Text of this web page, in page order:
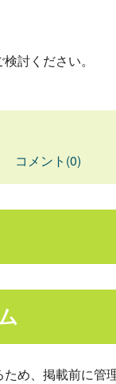
討ください。
コメント(0)
め、掲載前に管